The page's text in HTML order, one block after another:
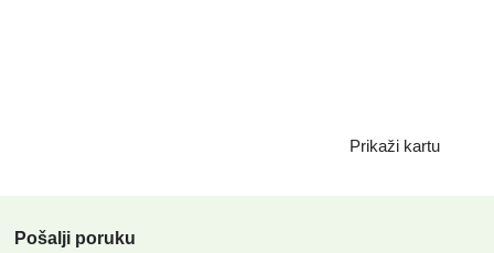
Prikaži kartu
Pošalji poruku